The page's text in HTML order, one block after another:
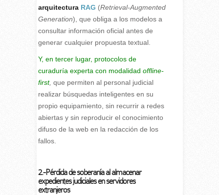
arquitectura RAG (Retrieval-Augmented
Generation), que obliga a los modelos a
consultar información oficial antes de
generar cualquier propuesta textual.
Y, en tercer lugar, protocolos de
curaduría experta con modalidad offline-
first, que permiten al personal judicial
realizar búsquedas inteligentes en su
propio equipamiento, sin recurrir a redes
abiertas y sin reproducir el conocimiento
difuso de la web en la redacción de los
fallos.
2.-Pérdida de soberanía al almacenar
expedientes judiciales en servidores
extranjeros